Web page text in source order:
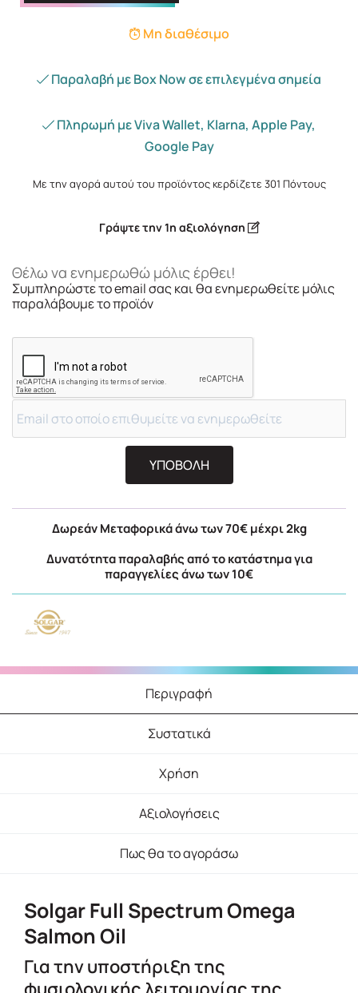
Μη διαθέσιμο
Παραλαβή με Box Now σε επιλεγμένα σημεία
Πληρωμή με Viva Wallet, Klarna, Apple Pay,
Google Pay
Με την αγορά αυτού του προϊόντος κερδίζετε 301 Πόντους
Γράψτε την 1η αξιολόγηση
Θέλω να ενημερωθώ μόλις έρθει!
Συμπληρώστε το email σας και θα ενημερωθείτε μόλις
παραλάβουμε το προϊόν
ΥΠΟΒΟΛΗ
Δωρεάν Μεταφορικά άνω των 70€ μέχρι 2kg
Δυνατότητα παραλαβής από το κατάστημα για
παραγγελίες άνω των 10€
Περιγραφή
Συστατικά
Χρήση
Αξιολογήσεις
Πως θα το αγοράσω
Solgar Full Spectrum Omega
Salmon Oil
Για την υποστήριξη της